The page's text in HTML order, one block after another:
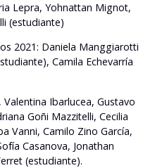
Lepra, Yohnattan Mignot,
(estudiante)
2021: Daniela Manggiarotti
Camila Echevarría
Ibarlucea, Gustavo
Goñi Mazzitelli, Cecilia
Vanni, Camilo Zino García,
Casanova, Jonathan
(estudiante).